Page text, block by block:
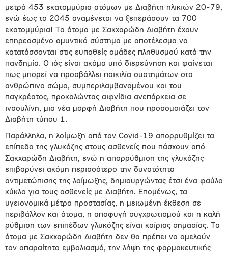
μετρά 453 εκατομμύρια ατόμων με Διαβήτη ηλικιών 20-79,
ενώ έως το 2045 αναμένεται να ξεπεράσουν τα 700
εκατομμύρια! Τα άτομα με Σακχαρώδη Διαβήτη έχουν
επηρεασμένο αμυντικό σύστημα με αποτέλεσμα να
κατατάσσονται στις ευπαθείς ομάδες πληθυσμού κατά την
πανδημία. Ο ιός είναι ακόμα υπό διερεύνηση και φαίνεται
πως μπορεί να προσβάλλει ποικιλία συστημάτων στο
ανθρώπινο σώμα, συμπεριλαμβανομένου και του
παγκρέατος, προκαλώντας αιφνίδια ανεπάρκεια σε
ινσουλίνη, μια νέα μορφή Διαβήτη που προσομοιάζει τον
Διαβήτη τύπου 1.
Παράλληλα, η λοίμωξη από τον Covid-19 απορρυθμίζει τα
επίπεδα της γλυκόζης στους ασθενείς που πάσχουν από
Σακχαρώδη Διαβήτη, ενώ η απορρύθμιση της γλυκόζης
επιβαρύνει ακόμη περισσότερο την δυνατότητα
αντιμετώπισης της λοίμωξης, δημιουργώντας έτσι ένα φαύλο
κύκλο για τους ασθενείς με Διαβήτη. Επομένως, τα
υγειονομικά μέτρα προστασίας, η μειωμένη έκθεση σε
περιβάλλον και άτομα, η αποφυγή συγχρωτισμού και η καλή
ρύθμιση των επιπέδων γλυκόζης είναι καίριας σημασίας. Τα
άτομα με Σακχαρώδη Διαβήτη δεν θα πρέπει να αμελούν
τον απαραίτητο εμβολιασμό, την λήψη της φαρμακευτικής